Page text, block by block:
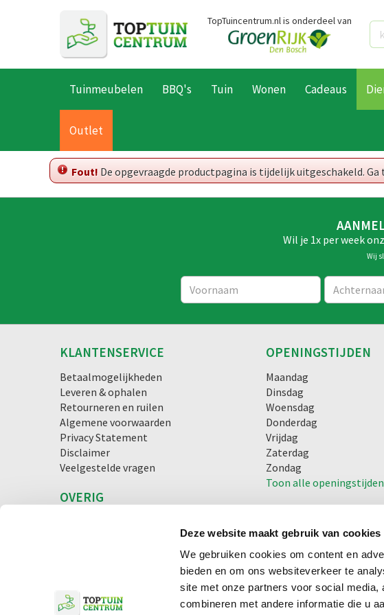
Deze website maakt gebruik van cookies
We gebruiken cookies om content en
bieden en om ons websiteverkeer te
site met onze partners voor social
combineren met andere informatie die u
Home
TopTuincentrum.nl is onderdeel van
Tuinmeubelen BBQ's Tuin Wonen Cadeaus
Outlet
Fout! De opgevraagde productpagina is tijdelijk uitgeschakeld.
Wil je 1x per week
Wij
KLANTENSERVICE
Betaalmogelijkheden
Leveren & ophalen
Retourneren en ruilen
Algemene voorwaarden
Privacy Statement
Disclaimer
Veelgestelde vragen
OVERIG
OPENINGSTIJDEN
Maandag
Dinsdag
Woensdag
Donderdag
Vrijdag
Zaterdag
Zondag
Toon alle openingstijden
Green Solutions Tuincentrum Overzicht